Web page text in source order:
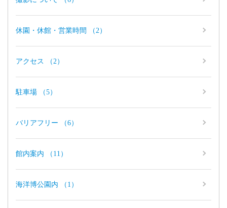
休園・休館・営業時間 （2）
アクセス （2）
駐車場 （5）
バリアフリー （6）
館内案内 （11）
海洋博公園内 （1）